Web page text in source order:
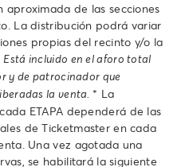
aproximada de las secciones
La distribución podrá variar
propias del recinto y/o la
Está incluido en el aforo total
y de patrocinador que
la venta. * La
ETAPA dependerá de las
de Ticketmaster en cada
Una vez agotada una
se habilitará la siguiente